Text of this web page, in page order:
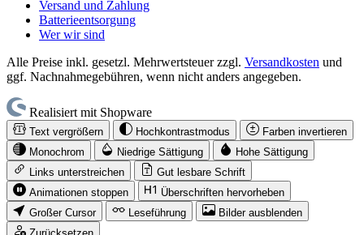
Versand und Zahlung
Batterieentsorgung
Wer wir sind
Alle Preise inkl. gesetzl. Mehrwertsteuer zzgl. Versandkosten und
ggf. Nachnahmegebühren, wenn nicht anders angegeben.
Realisiert mit Shopware
Text vergrößern Hochkontrastmodus
Farben invertieren
Monochrom
Niedrige Sättigung
Hohe Sättigung
Links unterstreichen
Gut lesbare Schrift
Animationen stoppen
Überschriften hervorheben
Großer Cursor
Leseführung
Bilder ausblenden